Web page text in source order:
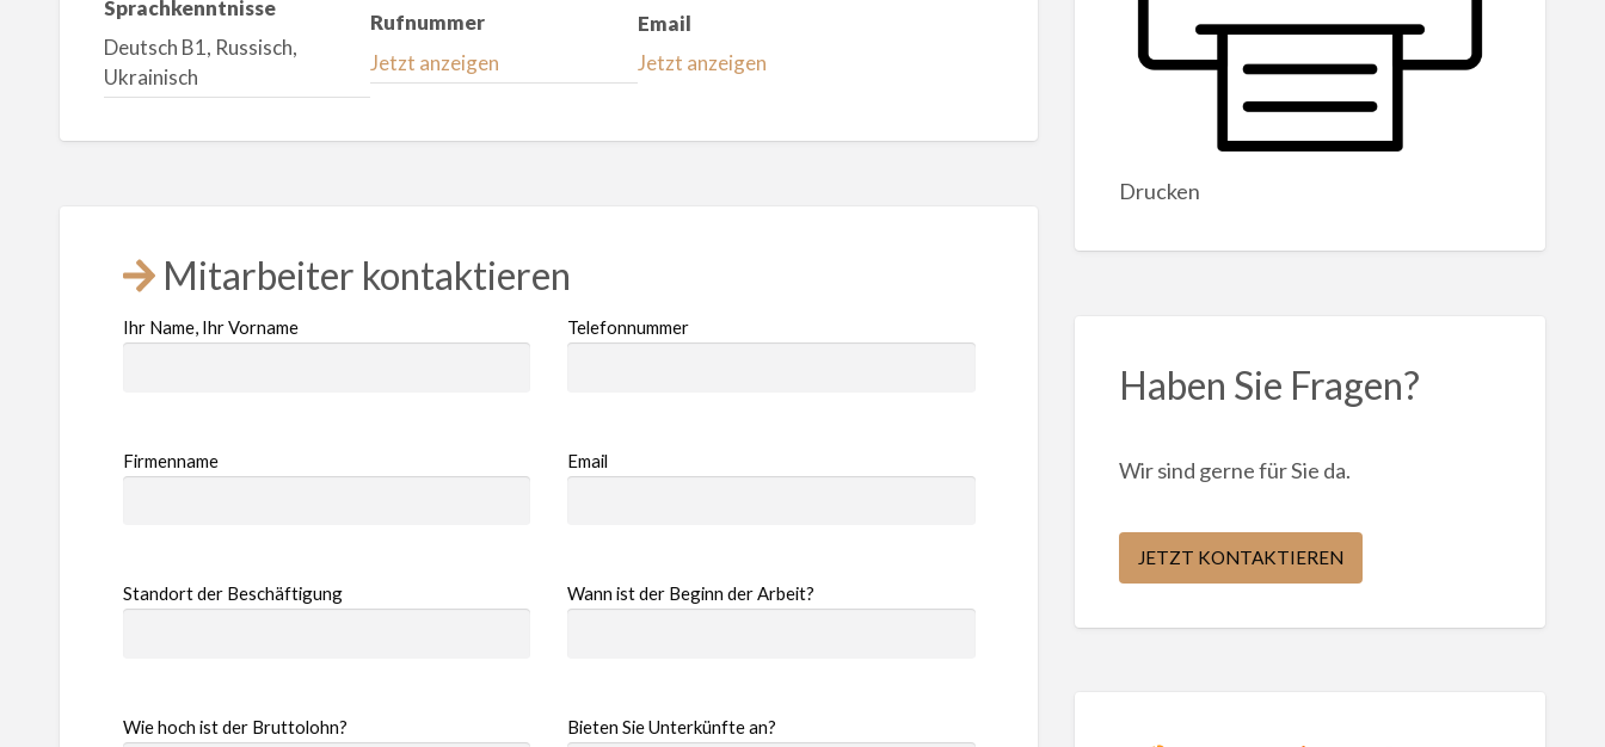
Sprachkenntnisse
Deutsch B1, Russisch,
Ukrainisch
Rufnummer
Jetzt anzeigen
Email
Jetzt anzeigen
Mitarbeiter kontaktieren
Ihr Name, Ihr Vorname
Firmenname
Standort der Beschäftigung
Wie hoch ist der Bruttolohn?
Telefonnummer
Email
Wann ist der Beginn der Arbeit?
Bieten Sie Unterkünfte an?
Drucken
Haben Sie Fragen?
Wir sind gerne für Sie da.
JETZT KONTAKTIEREN